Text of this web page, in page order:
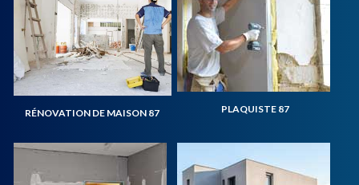
RÉNOVATION DE MAISON 87 PLAQUISTE 87